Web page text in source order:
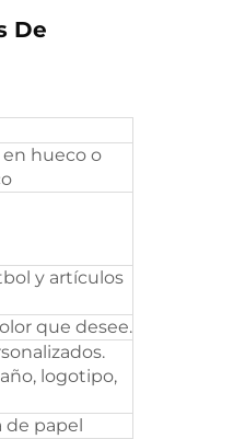
De
hueco o
y artículos
que desee.
logotipo,
de papel